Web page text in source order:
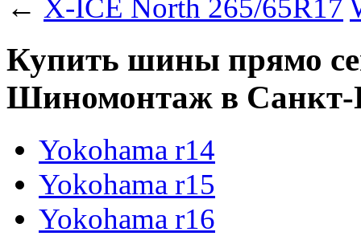
← X-ICE North 265/65R17
Купить шины прямо
Шиномонтаж в Санкт-
Yokohama r14
Yokohama r15
Yokohama r16